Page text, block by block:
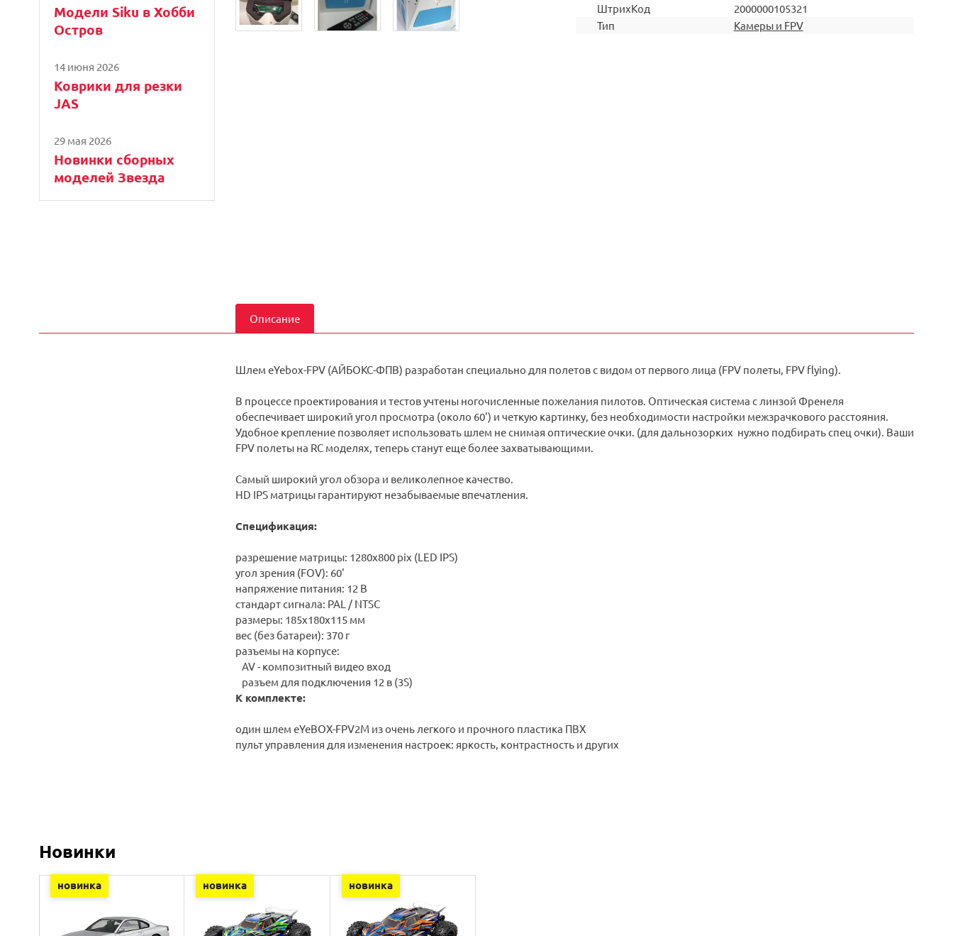
Модели Siku в Хобби
Остров
14 июня 2026
Коврики для резки
JAS
29 мая 2026
Новинки сборных
моделей Звезда
ШтрихКод
2000000105321
Тип
Камеры и FPV
Описание
Шлем eYebox-FPV (АЙБОКС-ФПВ) разработан специально для полетов с видом от первого лица (FPV полеты, FPV flying).
В процессе проектирования и тестов учтены ногочисленные пожелания пилотов. Оптическая система с линзой Френеля
обеспечивает широкий угол просмотра (около 60') и четкую картинку, без необходимости настройки межзрачкового расстояния.
Удобное крепление позволяет использовать шлем не снимая оптические очки. (для дальнозорких нужно подбирать спец очки). Ваши
FPV полеты на RC моделях, теперь станут еще более захватывающими.
Самый широкий угол обзора и великолепное качество.
HD IPS матрицы гарантируют незабываемые впечатления.
Спецификация:
разрешение матрицы: 1280х800 pix (LED IPS)
угол зрения (FOV): 60'
напряжение питания: 12 В
стандарт сигнала: PAL / NTSC
размеры: 185х180х115 мм
вес (без батареи): 370 г
разъемы на корпусе:
AV - композитный видео вход
разъем для подключения 12 в (3S)
К комплекте:
один шлем eYeBOX-FPV2М из очень легкого и прочного пластика ПВХ
пульт управления для изменения настроек: яркость, контрастность и других
Новинки
новинка новинка новинка